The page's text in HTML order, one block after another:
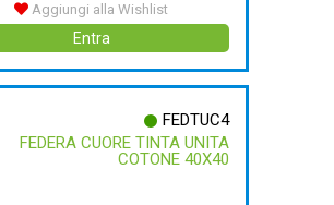
Aggiungi alla Wishlist
Entra
FEDTUC4
FEDERA CUORE TINTA UNITA
COTONE 40X40